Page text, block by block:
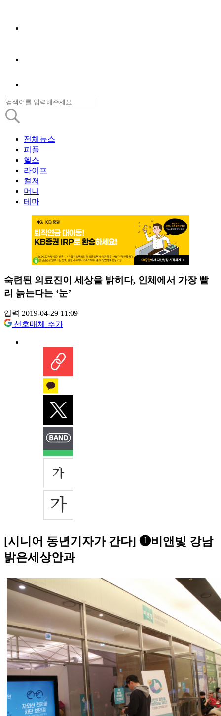
전체뉴스
피플
헬스
라이프
컬처
머니
테마
숙련된 의료진이 세상을 밝히다, 인체에서 가장 빨
리 늙는다는 ‘눈’
입력 2019-04-29 11:09
선호매체 추가
[시니어 동년기자가 간다] ❶비앤빛 강남
밝은세상안과